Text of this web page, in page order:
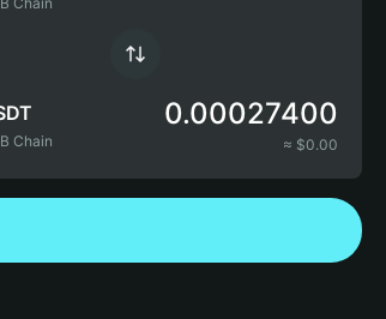
Chain
0.00027400
≈ $0.00